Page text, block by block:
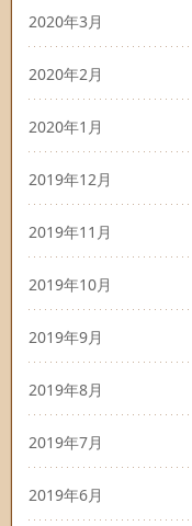
2020年3月
2020年2月
2020年1月
2019年12月
2019年11月
2019年10月
2019年9月
2019年8月
2019年7月
2019年6月